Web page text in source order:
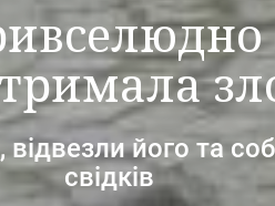
його та
свідків